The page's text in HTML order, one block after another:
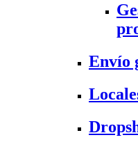
Envío